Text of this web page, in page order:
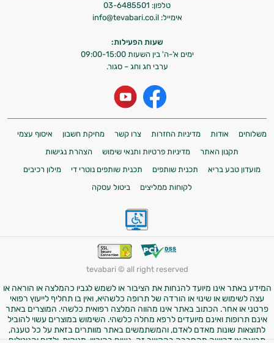
טלפון: 03-6485501
אימייל: info@tevabari.co.il
שעות הפעילות:
ימים א'-ה' בין השעות 09:00-15:00
ערבי חג וחג – סגור.
משלוחים אודות מדיניות החזרות צרו קשר מחיקת חשבון
איסוף עצמי
תקנון האתר
מדיניות פרטיות ותנאי שימוש
הצהרת נגישות
מועדון טבע בריא
תכנית שותפים תכנית שותפים נוטרי די
מילון רכיבים
לקוחות ממליצים
ביטול עסקה
tevabari © all right reserved
המידע באתר אינו מיועד להנחות את הציבור או לשמש לגביו כהמלצה או הוראה או
עצה לשימוש או שינוי או הורדה של תרופה כלשהיא, ואין בו תחליף לייעוץ רפואי
פרטני או אחר. הכתוב באתר אינו מהווה המלצה רפואית כלשהי. המוצרים באתר
אינם תרופות ואינם מיועדים לרפא מחלה כלשהי. השימוש במוצרים עשוי להוביל
לתוצאות שונות מאדם לאדם, והמשתמשים באתר מוותרים בזאת על כל טענה,
תביעה או דרישה מהחברה בהקשר זה. נשים בהיריון, מניקות, ילדים והנוטלים